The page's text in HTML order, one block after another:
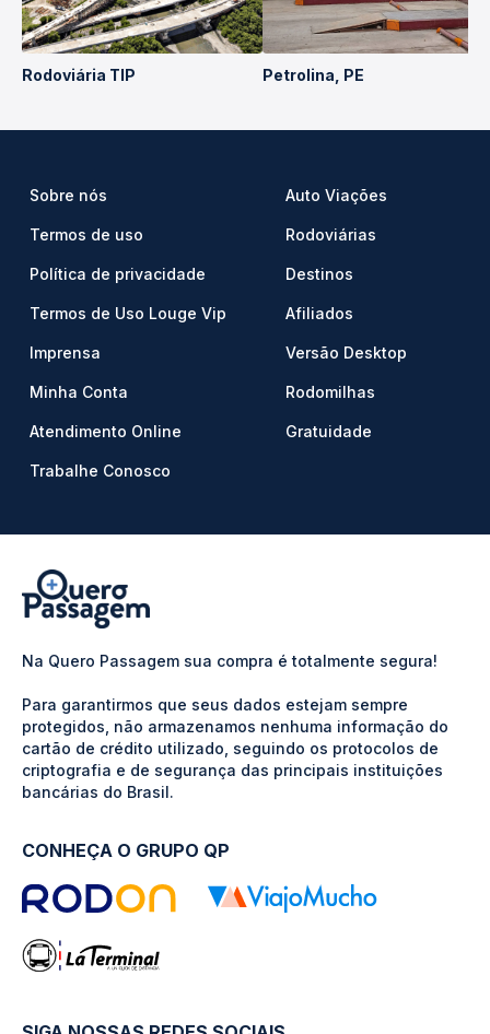
Rodoviária TIP Petrolina, PE
Sobre nós
Termos de uso
Política de privacidade
Termos de Uso Louge Vip
Imprensa
Minha Conta
Atendimento Online
Trabalhe Conosco
Auto Viações
Rodoviárias
Destinos
Afiliados
Versão Desktop
Rodomilhas
Gratuidade
Na Quero Passagem sua compra é totalmente segura!
Para garantirmos que seus dados estejam sempre
protegidos, não armazenamos nenhuma informação do
cartão de crédito utilizado, seguindo os protocolos de
criptografia e de segurança das principais instituições
bancárias do Brasil.
CONHEÇA O GRUPO QP